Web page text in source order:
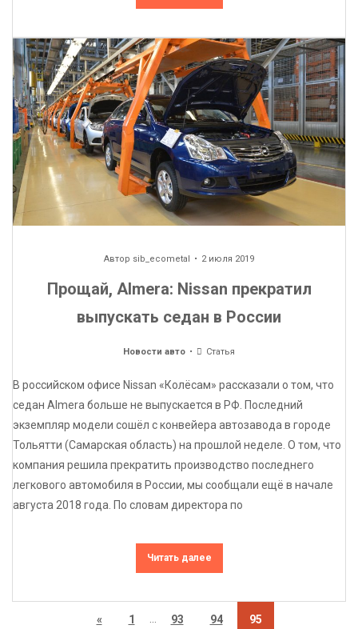
Автор sib_ecometal 2 июля 2019
Прощай, Almera: Nissan прекратил
выпускать седан в России
Новости авто Статья
В российском офисе Nissan «Колёсам» рассказали о том, что
седан Almera больше не выпускается в РФ. Последний
экземпляр модели сошёл с конвейера автозавода в городе
Тольятти (Самарская область) на прошлой неделе. О том, что
компания решила прекратить производство последнего
легкового автомобиля в России, мы сообщали ещё в начале
августа 2018 года. По словам директора по
Читать далее
« 1 93 94 95